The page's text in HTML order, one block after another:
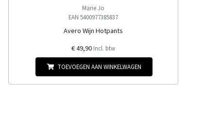
Marie Jo
EAN 5400977385837
Avero Wijn Hotpants
€ 49,90 Incl. btw
TOEVOEGEN AAN WINKELWAGEN